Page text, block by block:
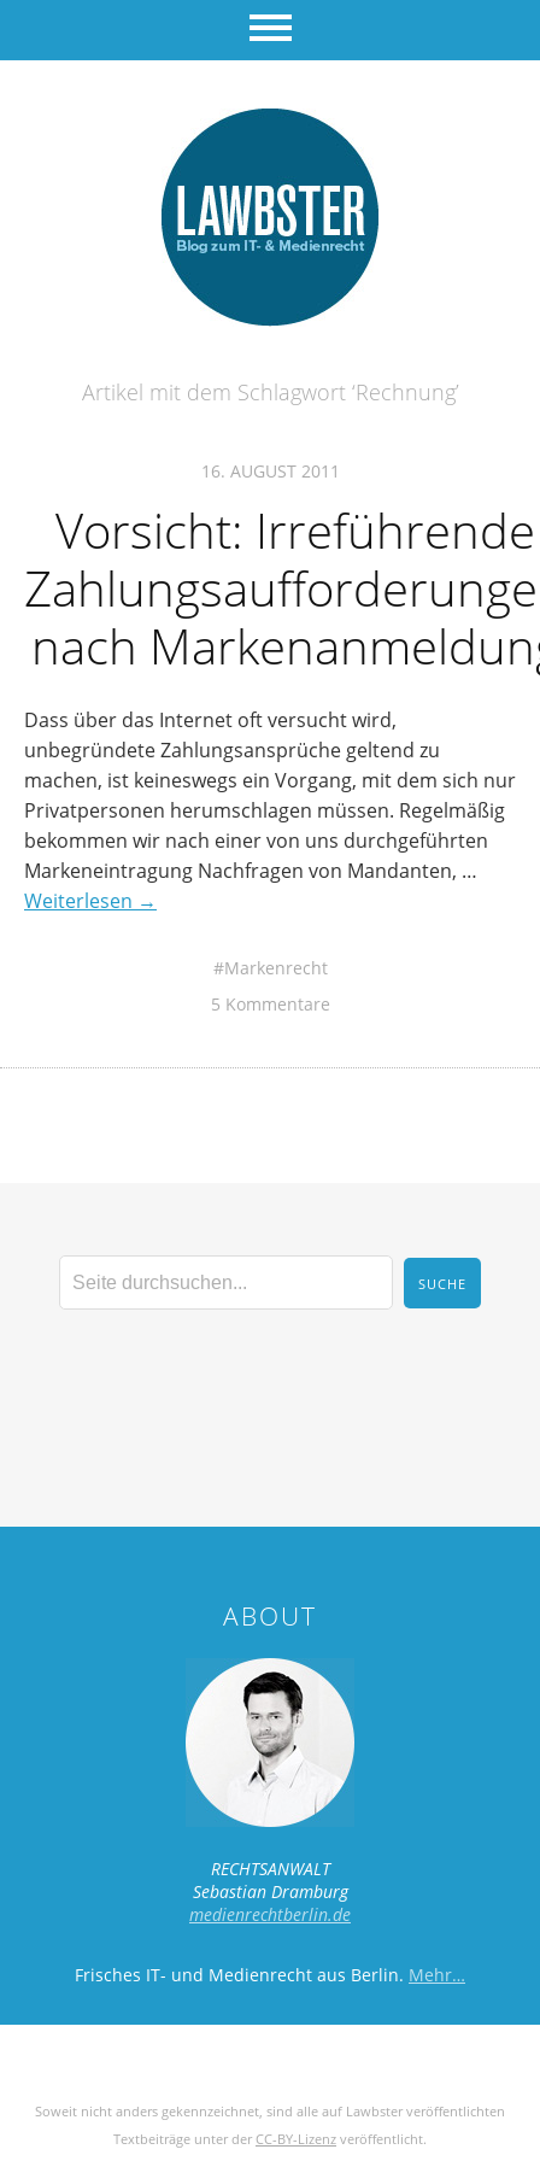
Artikel mit dem Schlagwort ‘Rechnung’
16. AUGUST 2011
Vorsicht: Irreführende
nach
Dass über das Internet oft versucht wird,
unbegründete Zahlungsansprüche geltend zu
machen, ist keineswegs ein Vorgang, mit dem sich nur
Privatpersonen herumschlagen müssen. Regelmäßig
bekommen wir nach einer von uns durchgeführten
Markeneintragung Nachfragen von Mandanten, …
Weiterlesen →
Markenrecht
5 Kommentare
ABOUT
RECHTSANWALT
Sebastian Dramburg
medienrechtberlin.de
Frisches IT- und Medienrecht aus Berlin. Mehr…
Soweit nicht anders gekennzeichnet, sind alle auf Lawbster veröffentlichten
Textbeiträge unter der CC-BY-Lizenz veröffentlicht.